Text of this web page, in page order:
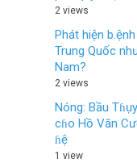
2 views
Phát hiện
Trung Quốc
Nam?
2 views
Nóng: Bầu
cɦo Hồ Văn
ɦệ
1 view